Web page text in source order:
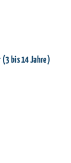
(3 bis 14 Jahre)